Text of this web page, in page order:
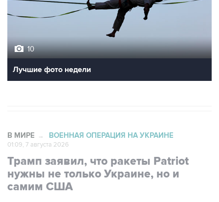
10
Лучшие фото недели
В МИРЕ → ВОЕННАЯ ОПЕРАЦИЯ НА УКРАИНЕ
01:09, 7 августа 2026
Трамп заявил, что ракеты Patriot
нужны не только Украине, но и
самим США